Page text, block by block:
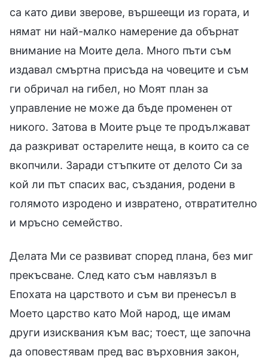
са като диви зверове, вършеещи из гората, и
нямат ни най-малко намерение да обърнат
внимание на Моите дела. Много пъти съм
издавал смъртна присъда на човеците и съм
ги обричал на гибел, но Моят план за
управление не може да бъде променен от
никого. Затова в Моите ръце те продължават
да разкриват остарелите неща, в които са се
вкопчили. Заради стъпките от делото Си за
кой ли път спасих вас, създания, родени в
голямото изродено и извратено, отвратително
и мръсно семейство.
Делата Ми се развиват според плана, без миг
прекъсване. След като съм навлязъл в
Епохата на царството и съм ви пренесъл в
Моето царство като Мой народ, ще имам
други изисквания към вас; тоест, ще започна
да оповестявам пред вас върховния закон,